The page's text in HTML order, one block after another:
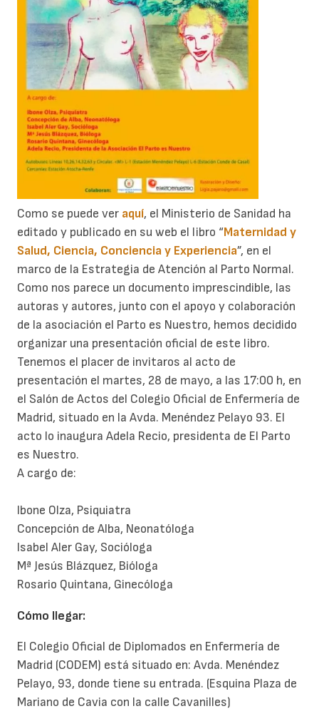
Como se puede ver aquí, el Ministerio de Sanidad ha
editado y publicado en su web el libro “Maternidad y
Salud, Ciencia, Conciencia y Experiencia”, en el
marco de la Estrategia de Atención al Parto Normal.
Como nos parece un documento imprescindible, las
autoras y autores, junto con el apoyo y colaboración
de la asociación el Parto es Nuestro, hemos decidido
organizar una presentación oficial de este libro.
Tenemos el placer de invitaros al acto de
presentación el martes, 28 de mayo, a las 17:00 h, en
el Salón de Actos del Colegio Oficial de Enfermería de
Madrid, situado en la Avda. Menéndez Pelayo 93. El
acto lo inaugura Adela Recio, presidenta de El Parto
es Nuestro.
A cargo de:
Ibone Olza, Psiquiatra
Concepción de Alba, Neonatóloga
Isabel Aler Gay, Socióloga
Mª Jesús Blázquez, Bióloga
Rosario Quintana, Ginecóloga
Cómo llegar:
El Colegio Oficial de Diplomados en Enfermería de
Madrid (CODEM) está situado en: Avda. Menéndez
Pelayo, 93, donde tiene su entrada. (Esquina Plaza de
Mariano de Cavia con la calle Cavanilles)